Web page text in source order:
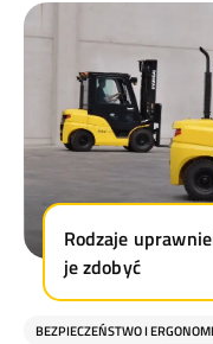
Rodzaje
je zdobyć
BEZPIECZEŃSTWO I